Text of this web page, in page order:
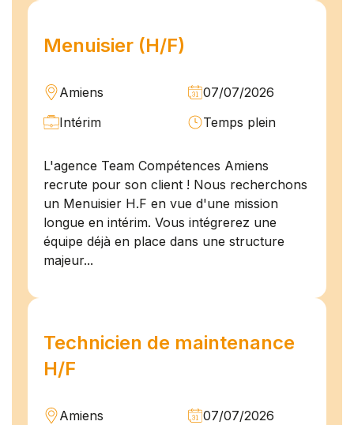
Menuisier (H/F)
Amiens
07/07/2026
Intérim
Temps plein
L'agence Team Compétences Amiens
recrute pour son client ! Nous recherchons
un Menuisier H.F en vue d'une mission
longue en intérim. Vous intégrerez une
équipe déjà en place dans une structure
majeur...
Technicien de maintenance
H/F
Amiens
07/07/2026